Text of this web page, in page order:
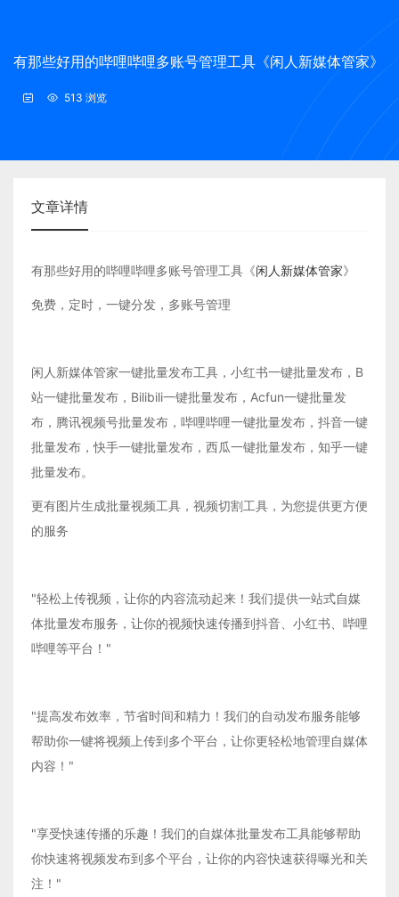
有那些好用的哔哩哔哩多账号管理工具《闲人新媒体管家》
513 浏览
文章详情
有那些好用的哔哩哔哩多账号管理工具《闲人新媒体管家》
免费，定时，一键分发，多账号管理
闲人新媒体管家一键批量发布工具，小红书一键批量发布，B
站一键批量发布，Bilibili一键批量发布，Acfun一键批量发
布，腾讯视频号批量发布，哔哩哔哩一键批量发布，抖音一键
批量发布，快手一键批量发布，西瓜一键批量发布，知乎一键
批量发布。
更有图片生成批量视频工具，视频切割工具，为您提供更方便
的服务
"轻松上传视频，让你的内容流动起来！我们提供一站式自媒
体批量发布服务，让你的视频快速传播到抖音、小红书、哔哩
哔哩等平台！"
"提高发布效率，节省时间和精力！我们的自动发布服务能够
帮助你一键将视频上传到多个平台，让你更轻松地管理自媒体
内容！"
"享受快速传播的乐趣！我们的自媒体批量发布工具能够帮助
你快速将视频发布到多个平台，让你的内容快速获得曝光和关
注！"